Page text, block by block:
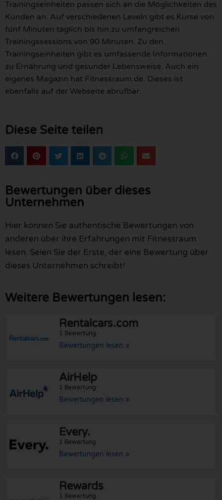
Trainingseinheiten passen sich an die Möglichkeiten des
Kunden an. Auf verschiedenen Leveln gibt es Kurse von
fünf Minuten täglich bis hin zu umfangreichen
Trainingssessions von 90 Minuten. Zu den
Trainingseinheiten gibt es umfassende Informationen
zu Ernährung und gesunder Lebensweise. Auch ein
eigenes Magazin hat Fitnessraum.de. Dieses ist
ebenfalls auf der Webseite abrufbar.
Diese Seite teilen
Bewertungen über dieses
Unternehmen
Hier können Sie authentische Bewertungen von
anderen über ihre Erfahrungen mit Fitnessraum
lesen. Seien Sie der Erste, der eine Bewertung über
dieses Unternehmen schreibt!
Weitere Bewertungen lesen:
Rentalcars.com
1 Bewertung
Bewertungen lesen »
AirHelp
1 Bewertung
Bewertungen lesen »
Every.
1 Bewertung
Bewertungen lesen »
Rewards
1 Bewertung